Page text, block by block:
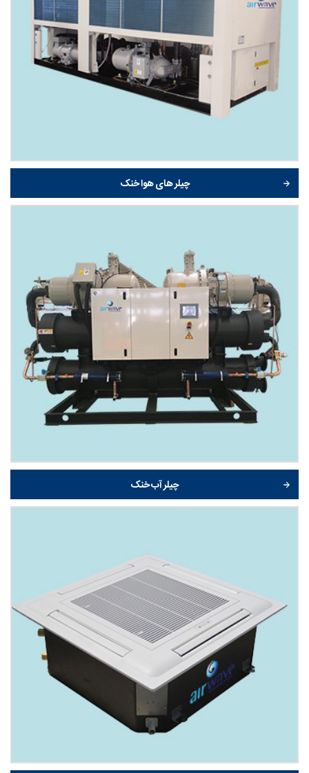
چیلر های هوا خنک
چیلر آب خنک